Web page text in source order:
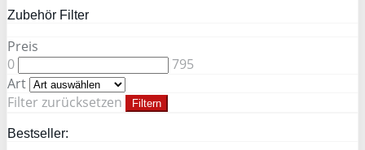
Zubehör Filter
Preis
0
795
Art
Filter zurücksetzen
Filtern
Bestseller: